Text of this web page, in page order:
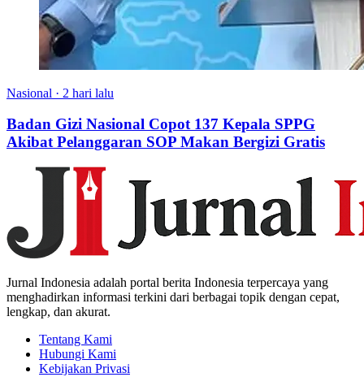
Nasional · 2 hari lalu
Badan Gizi Nasional Copot 137 Kepala SPPG
Akibat Pelanggaran SOP Makan Bergizi Gratis
Jurnal Indonesia adalah portal berita Indonesia terpercaya yang
menghadirkan informasi terkini dari berbagai topik dengan cepat,
lengkap, dan akurat.
Tentang Kami
Hubungi Kami
Kebijakan Privasi